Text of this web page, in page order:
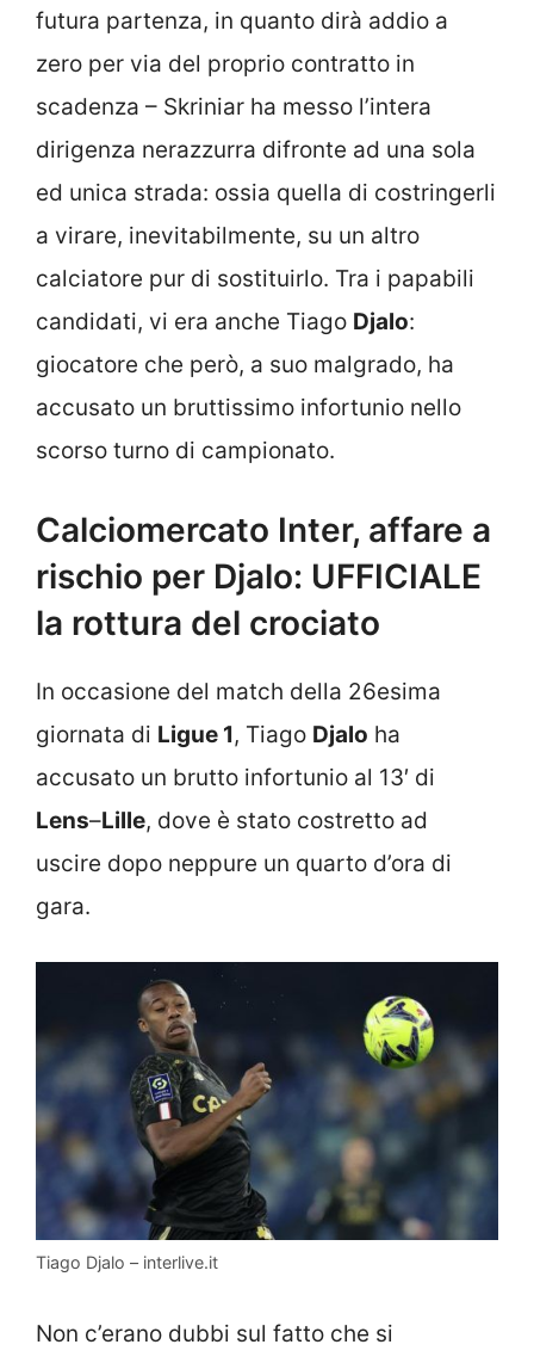
futura partenza, in quanto dirà addio a
zero per via del proprio contratto in
scadenza – Skriniar ha messo l’intera
dirigenza nerazzurra difronte ad una sola
ed unica strada: ossia quella di costringerli
a virare, inevitabilmente, su un altro
calciatore pur di sostituirlo. Tra i papabili
candidati, vi era anche Tiago Djalo:
giocatore che però, a suo malgrado, ha
accusato un bruttissimo infortunio nello
scorso turno di campionato.
Calciomercato Inter, affare a
rischio per Djalo: UFFICIALE
la rottura del crociato
In occasione del match della 26esima
giornata di Ligue 1, Tiago Djalo ha
accusato un brutto infortunio al 13′ di
Lens–Lille, dove è stato costretto ad
uscire dopo neppure un quarto d’ora di
gara.
Tiago Djalo – interlive.it
Non c’erano dubbi sul fatto che si